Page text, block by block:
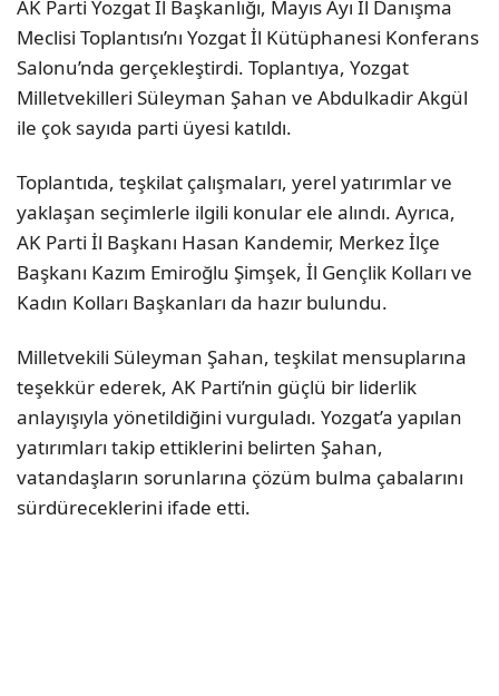
AK Parti Yozgat İl Başkanlığı, Mayıs Ayı İl Danışma
Meclisi Toplantısı’nı Yozgat İl Kütüphanesi Konferans
Salonu’nda gerçekleştirdi. Toplantıya, Yozgat
Milletvekilleri Süleyman Şahan ve Abdulkadir Akgül
ile çok sayıda parti üyesi katıldı.
Toplantıda, teşkilat çalışmaları, yerel yatırımlar ve
yaklaşan seçimlerle ilgili konular ele alındı. Ayrıca,
AK Parti İl Başkanı Hasan Kandemir, Merkez İlçe
Başkanı Kazım Emiroğlu Şimşek, İl Gençlik Kolları ve
Kadın Kolları Başkanları da hazır bulundu.
Milletvekili Süleyman Şahan, teşkilat mensuplarına
teşekkür ederek, AK Parti’nin güçlü bir liderlik
anlayışıyla yönetildiğini vurguladı. Yozgat’a yapılan
yatırımları takip ettiklerini belirten Şahan,
vatandaşların sorunlarına çözüm bulma çabalarını
sürdüreceklerini ifade etti.